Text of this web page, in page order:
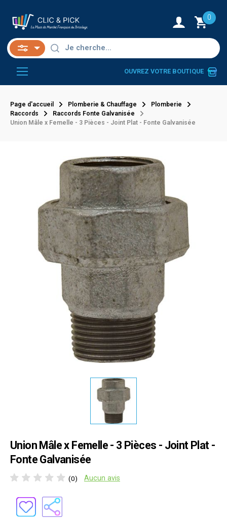
0
OUVREZ VOTRE BOUTIQUE
Page d'accueil Plomberie & Chauffage
Plomberie
Raccords
Raccords Fonte Galvanisée
Union Mâle x Femelle - 3 Pièces - Joint Plat - Fonte Galvanisée
Union Mâle x Femelle - 3 Pièces - Joint Plat -
Fonte Galvanisée
(0) Aucun avis